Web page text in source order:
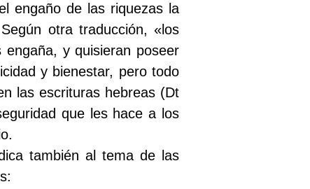
engaño de las riquezas la
otra traducción, «los
y quisieran poseer
y bienestar, pero todo
las escrituras hebreas (Dt
que les hace a los
también al tema de las